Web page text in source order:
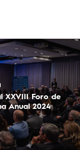
XXVIII Foro de
Anual 2024